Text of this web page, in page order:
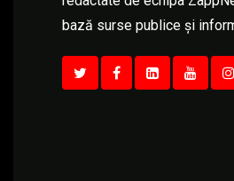
bază surse publice și